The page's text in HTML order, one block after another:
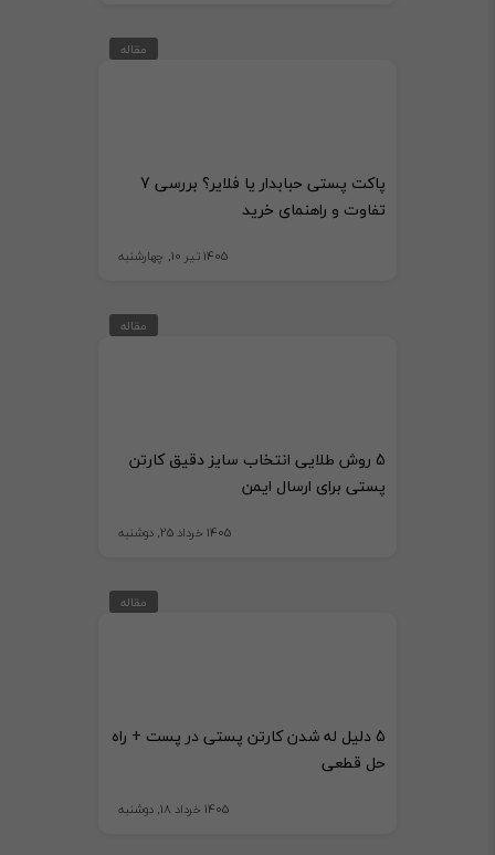
مقاله
پاکت پستی حبابدار یا فلایر؟ بررسی 7
تفاوت و راهنمای خرید
1405 تیر 10, چهارشنبه
مقاله
5 روش طلایی انتخاب سایز دقیق کارتن
پستی برای ارسال ایمن
1405 خرداد 25, دوشنبه
مقاله
5 دلیل له شدن کارتن پستی در پست + راه
حل قطعی
1405 خرداد 18, دوشنبه